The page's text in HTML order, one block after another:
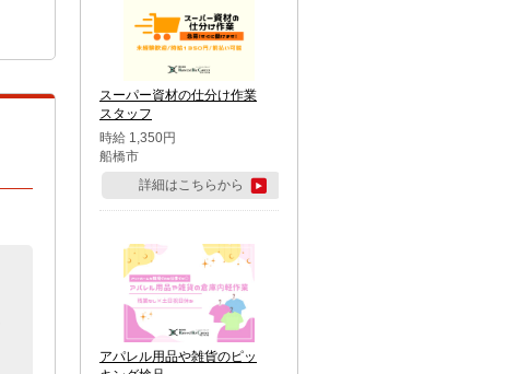
スーパー資材の仕分け作業
スタッフ
時給 1,350円
船橋市
詳細はこちらから
アパレル用品や雑貨のピッ